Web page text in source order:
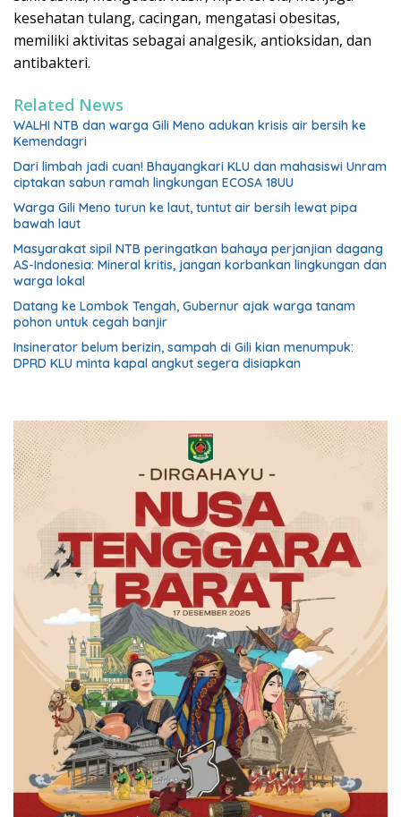
kesehatan tulang, cacingan, mengatasi obesitas,
memiliki aktivitas sebagai analgesik, antioksidan, dan
antibakteri.
Related News
WALHI NTB dan warga Gili Meno adukan krisis air bersih ke
Kemendagri
Dari limbah jadi cuan! Bhayangkari KLU dan mahasiswi Unram
ciptakan sabun ramah lingkungan ECOSA 18UU
Warga Gili Meno turun ke laut, tuntut air bersih lewat pipa
bawah laut
Masyarakat sipil NTB peringatkan bahaya perjanjian dagang
AS-Indonesia: Mineral kritis, jangan korbankan lingkungan dan
warga lokal
Datang ke Lombok Tengah, Gubernur ajak warga tanam
pohon untuk cegah banjir
Insinerator belum berizin, sampah di Gili kian menumpuk:
DPRD KLU minta kapal angkut segera disiapkan